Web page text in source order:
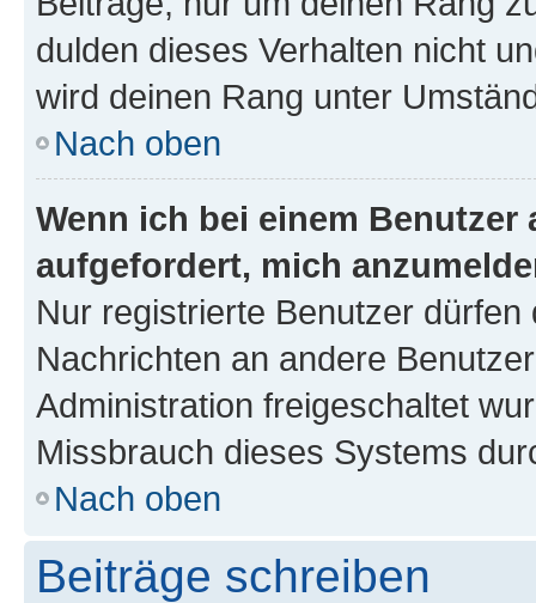
dulden dieses Verhalten nicht
wird deinen Rang unter
Nach oben
Wenn ich bei einem
aufgefordert, mich
Nur registrierte Benutzer
Nachrichten an andere
Administration freigeschaltet
Missbrauch dieses Systems
Nach oben
Beiträge schreiben